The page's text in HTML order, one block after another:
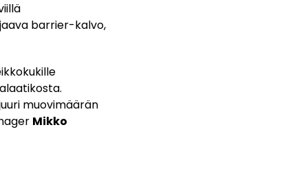
barrier-kalvo,
muovimäärän
Mikko